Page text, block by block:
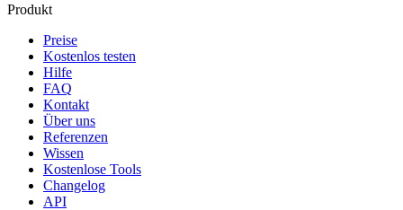
Produkt
Preise
Kostenlos testen
Hilfe
FAQ
Kontakt
Über uns
Referenzen
Wissen
Kostenlose Tools
Changelog
API